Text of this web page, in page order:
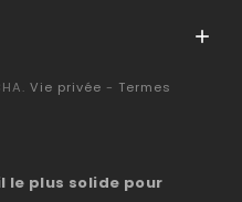

Vie privée - Termes
le plus solide pour